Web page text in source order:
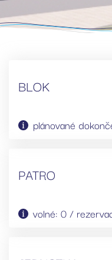
BLOK
plánované
PATRO
volné: 0 /